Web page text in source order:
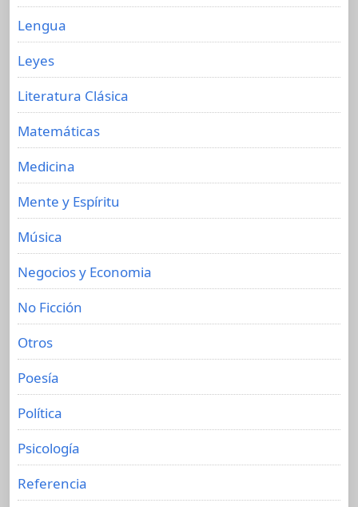
Lengua
Leyes
Literatura Clásica
Matemáticas
Medicina
Mente y Espíritu
Música
Negocios y Economia
No Ficción
Otros
Poesía
Política
Psicología
Referencia